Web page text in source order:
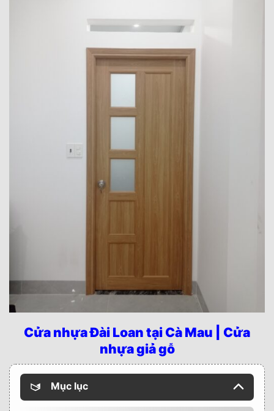
Cửa nhựa Đài Loan tại Cà Mau | Cửa
nhựa giả gỗ
Mục lục